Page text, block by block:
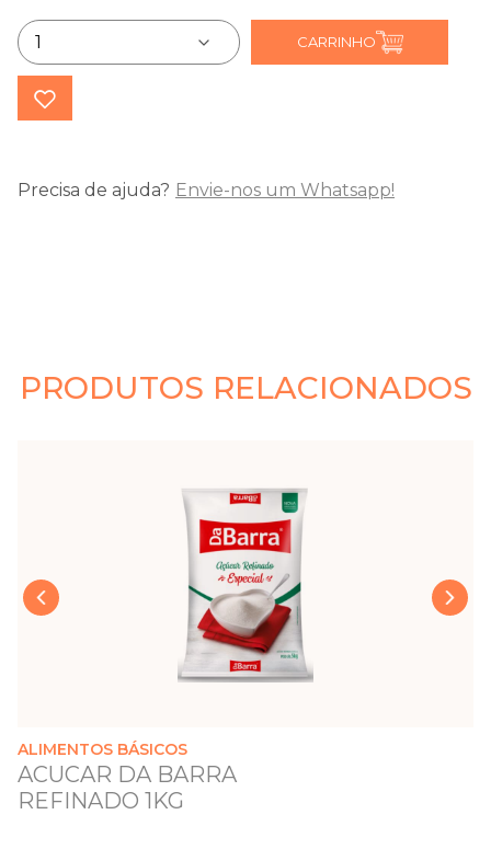
CARRINHO
Precisa de ajuda? Envie-nos um Whatsapp!
PRODUTOS RELACIONADOS
ALIMENTOS BÁSICOS
ACUCAR DA BARRA
REFINADO 1KG
‹ ›